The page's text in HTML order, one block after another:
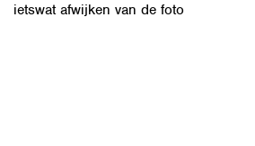
ietswat afwijken van de foto